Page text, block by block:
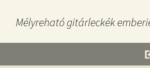
Mélyreható gitárleckék